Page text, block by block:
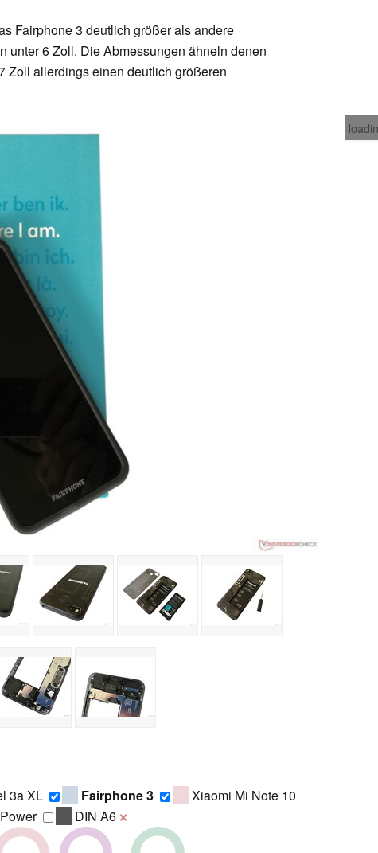
Fairphone 3 deutlich größer als andere
unter 6 Zoll. Die Abmessungen ähneln denen
Zoll allerdings einen deutlich größeren
3a XL Fairphone 3
Xiaomi Mi Note 10
DIN A6 ❌